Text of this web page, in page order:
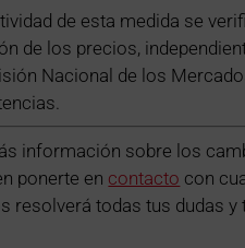
de esta medida se
de los precios,
Nacional de los
información sobre los
ponerte en contacto con
resolverá todas tus dudas y